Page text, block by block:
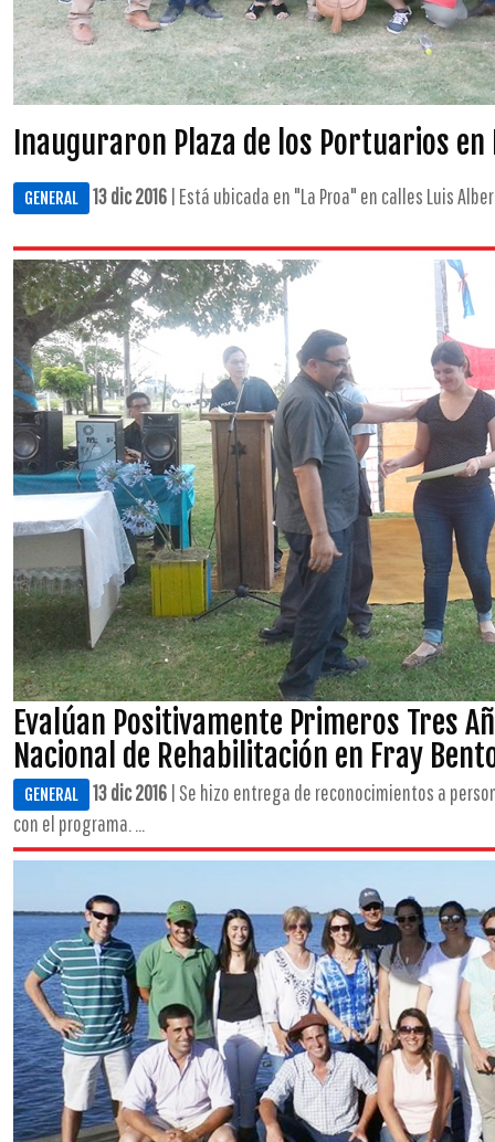
Inauguraron Plaza de los Portuarios en
GENERAL 13 dic 2016 | Está ubicada en "La Proa" en calles Luis
Evalúan Positivamente Primeros Tres
Nacional de Rehabilitación en Fray
GENERAL 13 dic 2016 | Se hizo entrega de reconocimientos a
con el programa. ...